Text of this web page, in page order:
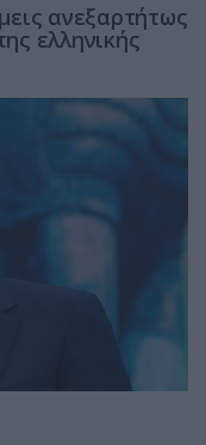
ανεξαρτήτως
ελληνικής